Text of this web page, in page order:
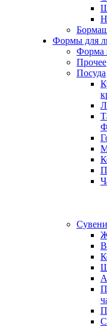
Формы для
Форма
Прочее
Посуда